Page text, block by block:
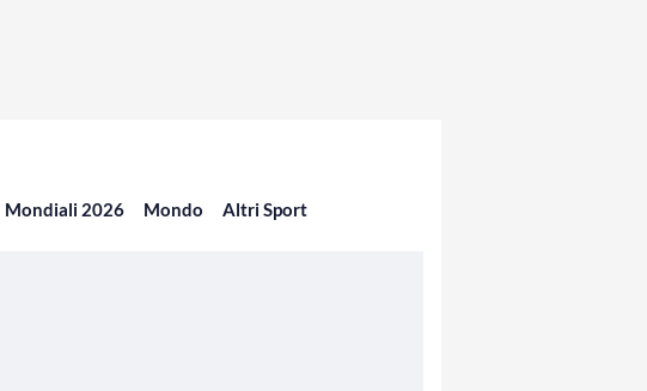
Mondiali 2026 Mondo Altri Sport